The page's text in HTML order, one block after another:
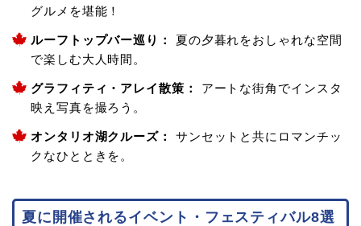
グルメを堪能！
ルーフトップバー巡り ：
夏の夕暮れをおしゃれな空間
で楽しむ大人時間。
グラフィティ・アレイ散策 ：
アートな街角でインスタ
映え写真を撮ろう。
オンタリオ湖クルーズ ：
サンセットと共にロマンチッ
クなひとときを。
夏に開催されるイベント・フェスティバル8選